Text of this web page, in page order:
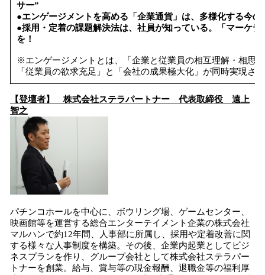
サー”
●エンゲージメントを高める「企業通貨」は、多様化する今
●採用・定着の課題解決法は、社員が知っている。「マーケ
を！
※エンゲージメントとは、「企業と従業員の相互理解・相思
「従業員の欲求充足」と「会社の成果極大化」が同時実現さ
【登壇者】 株式会社ステラパートナー 代表取締役 遠上
智之
パチンコホールを中心に、ボウリング場、ゲームセンター、
映画館等を運営する総合エンターテイメント企業の株式会社
マルハンで約12年間、人事部に所属し、採用や定着改善に関
する様々な人事制度を構築。その後、企業内起業としてビジ
ネスプランを作り、グループ会社として株式会社ステラパー
トナーを創業。給与、賞与等の現金報酬、退職金等の福利厚